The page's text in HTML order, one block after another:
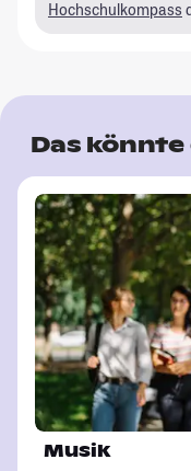
Hochschulkompass
Das
Musik